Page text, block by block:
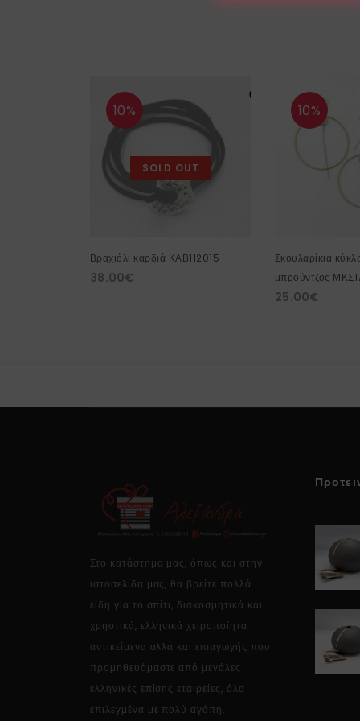
10%
SOLD OUT
Βραχιόλι καρδιά ΚΑΒ112015
38.00€
10%
Σκουλαρίκια
μπρούντζος
25.00€
Στο κατάστημα μας, όπως και στην
ιστοσελίδα μας, θα βρείτε πολλά
είδη για το σπίτι, διακοσμητικά και
χρηστικά, ελληνικά χειροποίητα
αντικείμενα αλλά και εισαγωγής που
προμηθευόμαστε από μεγάλες
ελληνικές επίσης εταιρείες, όλα
επιλεγμένα με πολύ αγάπη.